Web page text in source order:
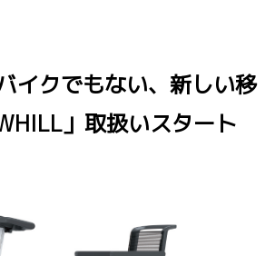
イクでもない、新しい移
」取扱いスタート